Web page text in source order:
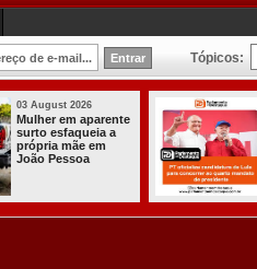
Tópicos:
03 August 2026
Mulher em aparente
surto esfaqueia a
própria mãe em
João Pessoa